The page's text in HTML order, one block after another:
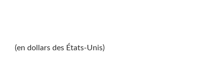
(en dollars des États-Unis)